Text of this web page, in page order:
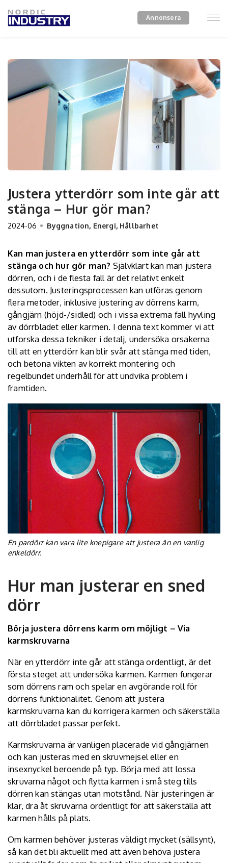
Annonsera
Justera ytterdörr som inte går att
stänga – Hur gör man?
2024-06 Byggnation, Energi, Hållbarhet
Kan man justera en ytterdörr som inte går att
stänga och hur gör man? Självklart kan man justera
dörren, och i de flesta fall är det relativt enkelt
dessutom. Justeringsprocessen kan utföras genom
flera metoder, inklusive justering av dörrens karm,
gångjärn (höjd-/sidled) och i vissa extrema fall hyvling
av dörrbladet eller karmen. I denna text kommer vi att
utforska dessa tekniker i detalj, undersöka orsakerna
till att en ytterdörr kan blir svår att stänga med tiden,
och betona vikten av korrekt montering och
regelbundet underhåll för att undvika problem i
framtiden.
En pardörr kan vara lite knepigare att justera än en vanlig
enkeldörr.
Hur man justerar en sned
dörr
Börja justera dörrens karm om möjligt – Via
karmskruvarna
När en ytterdörr inte går att stänga ordentligt, är det
första steget att undersöka karmen. Karmen fungerar
som dörrens ram och spelar en avgörande roll för
dörrens funktionalitet. Genom att justera
karmskruvarna kan du korrigera karmen och säkerställa
att dörrbladet passar perfekt.
Karmskruvarna är vanligen placerade vid gångjärnen
och kan justeras med en skruvmejsel eller en
insexnyckel beroende på typ. Börja med att lossa
skruvarna något och flytta karmen i små steg tills
dörren kan stängas utan motstånd. När justeringen är
klar, dra åt skruvarna ordentligt för att säkerställa att
karmen hålls på plats.
Om karmen behöver justeras väldigt mycket (sällsynt),
så kan det bli aktuellt med att även behöva justera